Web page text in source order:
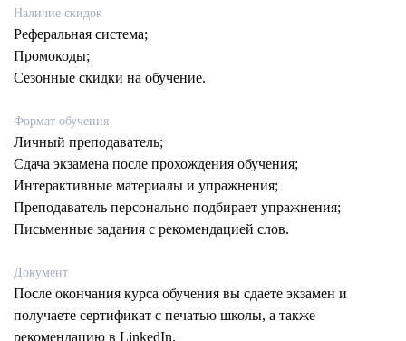
Наличие скидок
Реферальная система;
Промокоды;
Сезонные скидки на обучение.
Формат обучения
Личный преподаватель;
Сдача экзамена после прохождения обучения;
Интерактивные материалы и упражнения;
Преподаватель персонально подбирает упражнения;
Письменные задания с рекомендацией слов.
Документ
После окончания курса обучения вы сдаете экзамен и
получаете сертификат с печатью школы, а также
рекомендацию в LinkedIn.